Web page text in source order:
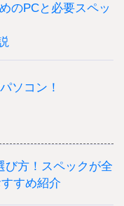
のPCと必要スペッ
ソコン！
び方！スペックが全
すめ紹介